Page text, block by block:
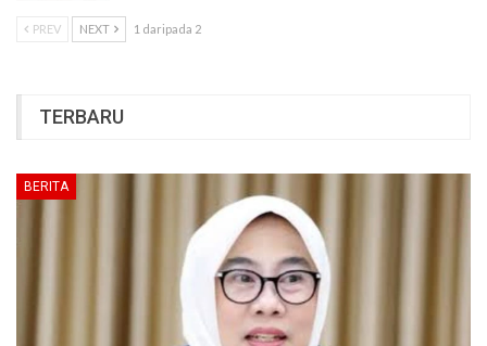
PREV NEXT 1 daripada 2
TERBARU
BERITA